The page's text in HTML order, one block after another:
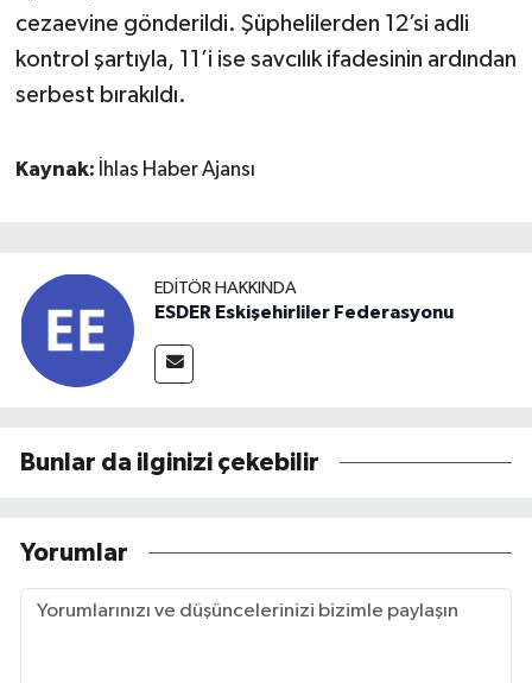
cezaevine gönderildi. Şüphelilerden 12’si adli
kontrol şartıyla, 11’i ise savcılık ifadesinin ardından
serbest bırakıldı.
Kaynak: İhlas Haber Ajansı
EDITÖR HAKKINDA
ESDER Eskişehirliler Federasyonu
Bunlar da ilginizi çekebilir
Yorumlar